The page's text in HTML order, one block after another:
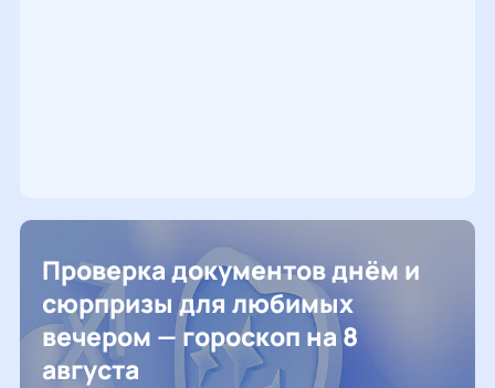
Проверка документов днём и
сюрпризы для любимых
вечером — гороскоп на 8
августа